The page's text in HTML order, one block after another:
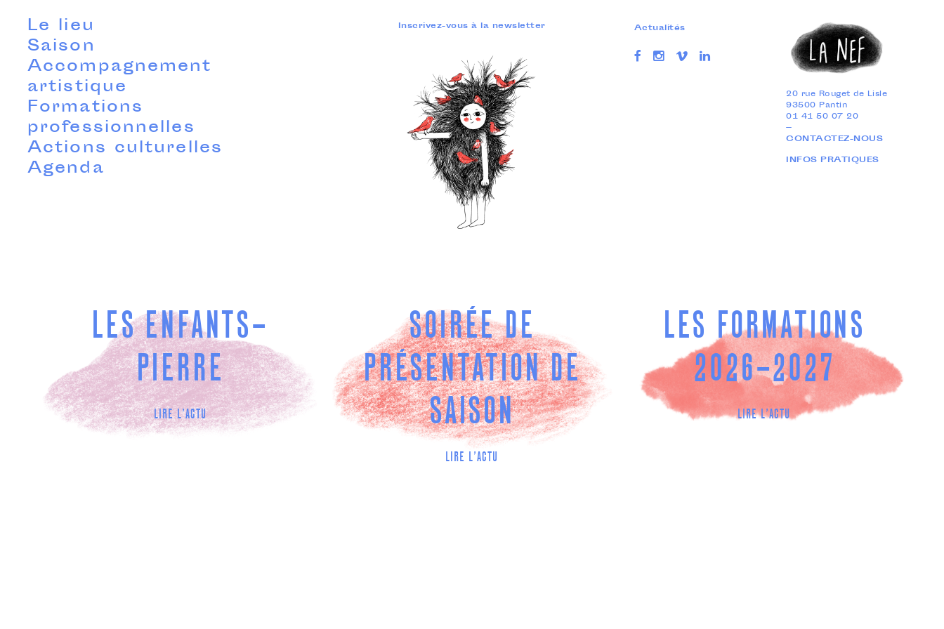
Le lieu
Saison
Accompagnement
artistique
Formations
professionnelles
Actions culturelles
Agenda
Inscrivez-vous à la newsletter Actualités
20 rue Rouget de Lisle
93500 Pantin
01 41 50 07 20
—
CONTACTEZ-NOUS
INFOS PRATIQUES
LES ENFANTS-
PIERRE
LIRE L'ACTU
SOIRÉE DE
PRÉSENTATION DE
SAISON
LIRE L'ACTU
LES FORMATIONS
2026-2027
LIRE L'ACTU